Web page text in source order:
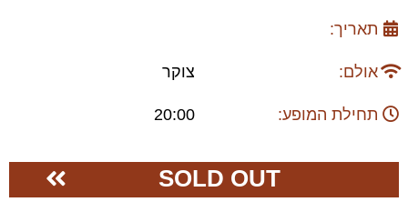
תאריך:
אולם: צוקר
תחילת המופע: 20:00
SOLD OUT